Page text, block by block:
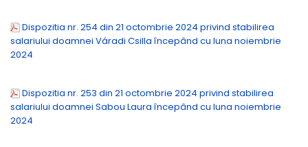
Dispozitia nr. 254 din 21 octombrie 2024 privind stabilirea
salariului doamnei Váradi Csilla începând cu luna noiembrie
2024
Dispozitia nr. 253 din 21 octombrie 2024 privind stabilirea
salariului doamnei Sabou Laura începând cu luna noiembrie
2024